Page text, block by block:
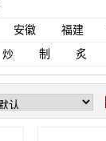
安徽 福建
炒 制 炙